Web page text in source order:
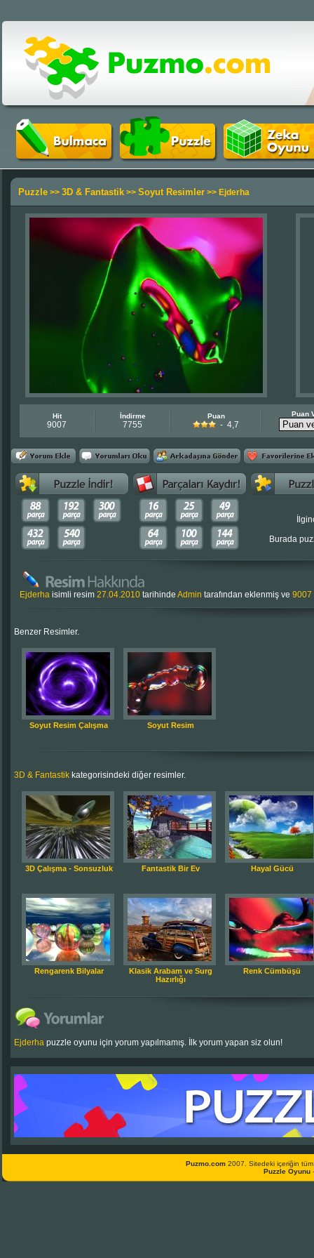
Puzzle >> 3D & Fantastik >> Soyut Resimler >> Ejderha
Hit
9007
İndirme
7755
Puan
- 4,7
Puan
Burada
Ejderha isimli resim 27.04.2010 tarihinde Admin tarafından eklenmiş ve 9007
Benzer Resimler.
Soyut Resim Çalışma Soyut Resim
3D & Fantastik kategorisindeki diğer resimler.
3D Çalışma - Sonsuzluk Fantastik Bir Ev Hayal Gücü
Rengarenk Bilyalar
Klasik Arabam ve Surg
Hazırlığı
Renk Cümbüşü
Ejderha puzzle oyunu için yorum yapılmamış. İlk yorum yapan siz olun!
Puzmo.com2007. Sitedeki içeriğin tüm
Puzzle Oyunu